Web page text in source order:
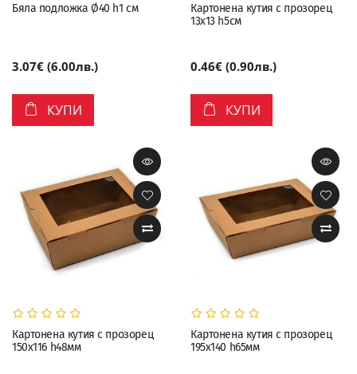
Бяла подложка Ø40 h1 см
3.07€ (6.00лв.)
КУПИ
Картонена кутия с прозорец
13х13 h5см
0.46€ (0.90лв.)
КУПИ
Картонена кутия с прозорец
150х116 h48мм
Картонена кутия с прозорец
195х140 h65мм